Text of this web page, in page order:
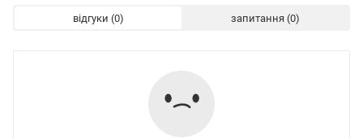
відгуки запитання